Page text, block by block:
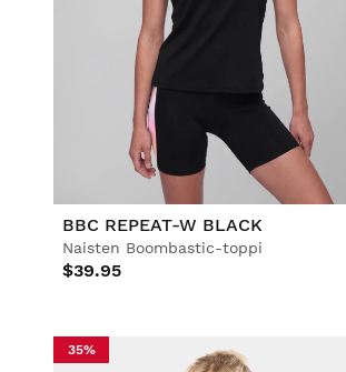
BBC REPEAT-W BLACK
Naisten Boombastic-toppi
$39.95
35%